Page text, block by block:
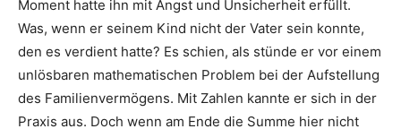
Moment hatte ihn mit Angst und Unsicherheit erfüllt.
Was, wenn er seinem Kind nicht der Vater sein konnte,
den es verdient hatte? Es schien, als stünde er vor einem
unlösbaren mathematischen Problem bei der Aufstellung
des Familienvermögens. Mit Zahlen kannte er sich in der
Praxis aus. Doch wenn am Ende die Summe hier nicht